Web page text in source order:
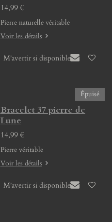
14,99 €
Pierre naturelle véritable
Voir les détails
M'avertir si disponible
Épuisé
Bracelet 37 pierre de
Lune
14,99 €
Pierre véritable
Voir les détails
M'avertir si disponible